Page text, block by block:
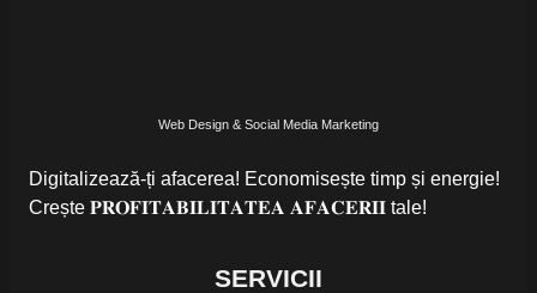
Web Design & Social Media Marketing
Digitalizează-ți afacerea! Economisește timp și energie!
Crește 𝐏𝐑𝐎𝐅𝐈𝐓𝐀𝐁𝐈𝐋𝐈𝐓𝐀𝐓𝐄𝐀 𝐀𝐅𝐀𝐂𝐄𝐑𝐈𝐈 tale!
SERVICII